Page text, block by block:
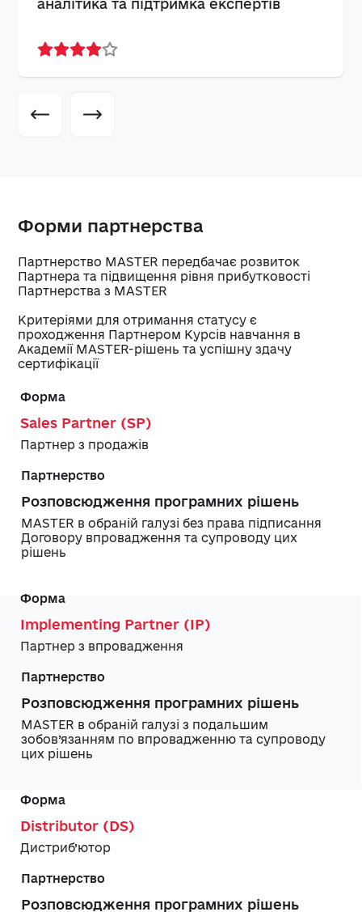
аналітика та підтримка експертів
Форми партнерства
Партнерство MASTER передбачає розвиток
Партнера та підвищення рівня прибутковості
Партнерства з MASTER
Критеріями для отримання статусу є
проходження Партнером Курсів навчання в
Академії MASTER-рішень та успішну здачу
сертифікації
Форма Партнерство
Sales Partner (SP)
Партнер з продажів
Розповсюдження програмних рішень
MASTER в обраній галузі без права підписання
Договору впровадження та супроводу цих
рішень
Implementing Partner (IP)
Партнер з впровадження
Розповсюдження програмних рішень
MASTER в обраній галузі з подальшим
зобов’язанням по впровадженню та супроводу
цих рішень
Distributor (DS)
Дистриб’ютор
Розповсюдження програмних рішень